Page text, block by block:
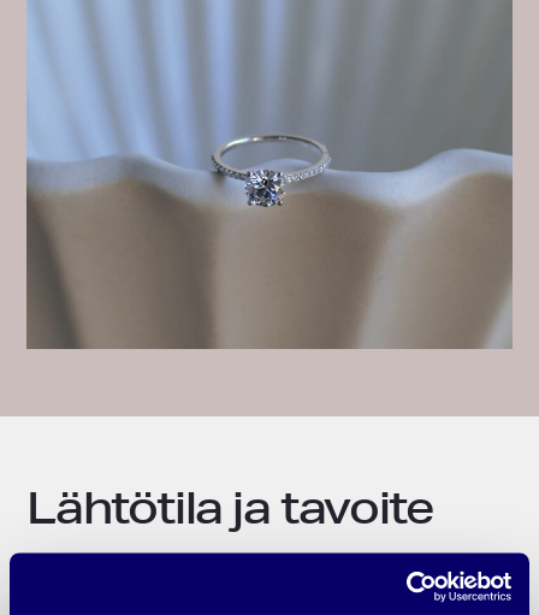
Lähtötila ja tavoite
Edellinen kumppani väsähtänyt ja
tekemiseen haluttiin lisää tehoa